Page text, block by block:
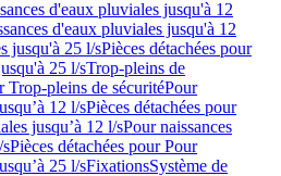
d'eaux pluviales jusqu'à 12
d'eaux pluviales jusqu'à 12
jusqu'à 25 l/sPièces détachées pour
25 l/sTrop-pleins de
Trop-pleins de sécuritéPour
12 l/sPièces détachées pour
jusqu’à 12 l/sPour naissances
Pièces détachées pour Pour
25 l/sFixationsSystème de